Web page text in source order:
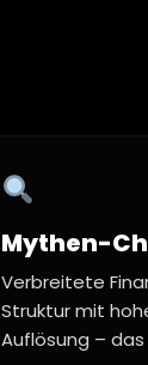
Mythen-
Verbreitete
Struktur mit
Auflösung –